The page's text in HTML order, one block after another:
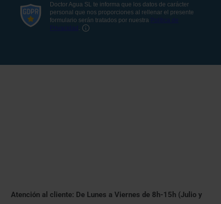
Atención al cliente: De Lunes a Viernes de 8h-15h (Julio y